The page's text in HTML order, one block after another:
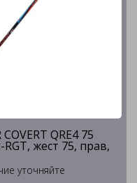
QRE4 75
жест 75, прав,
уточняйте